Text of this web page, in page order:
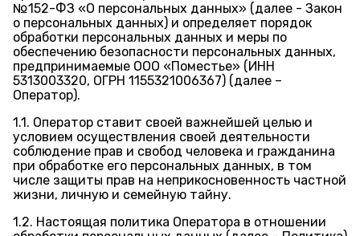
№152-ФЗ «О персональных данных» (далее - Закон
о персональных данных) и определяет порядок
обработки персональных данных и меры по
обеспечению безопасности персональных данных,
предпринимаемые ООО «Поместье» (ИНН
5313003320, ОГРН 1155321006367) (далее –
Оператор).
1.1. Оператор ставит своей важнейшей целью и
условием осуществления своей деятельности
соблюдение прав и свобод человека и гражданина
при обработке его персональных данных, в том
числе защиты прав на неприкосновенность частной
жизни, личную и семейную тайну.
1.2. Настоящая политика Оператора в отношении